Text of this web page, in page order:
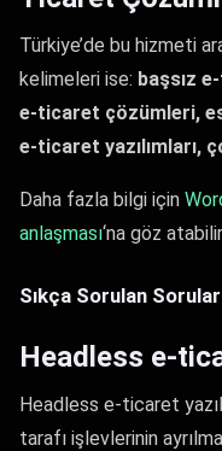
Türkiye’de bu hizmeti
kelimeleri ise: başsız
e-ticaret çözümleri,
e-ticaret yazılımları,
Daha fazla bilgi için
anlaşması‘na göz
Sıkça Sorulan Sorular
Headless e-
Headless e-ticaret
tarafı işlevlerinin